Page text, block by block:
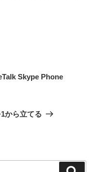
Skype Phone
から立てる